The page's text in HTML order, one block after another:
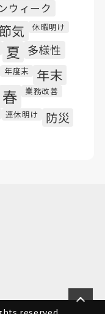
ウィーク
気 休暇明け
夏 多様性
年度末 年末
春 業務改善
連休明け 防災